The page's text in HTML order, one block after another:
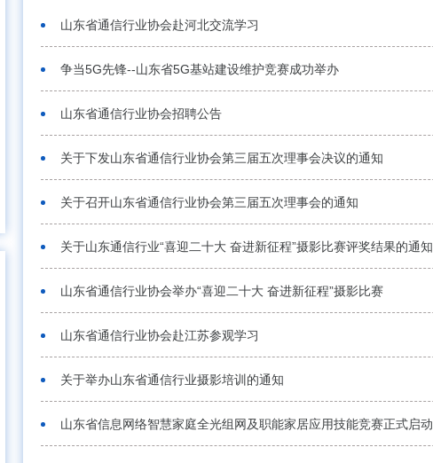
山东省通信行业协会赴河北交流学习
争当5G先锋--山东省5G基站建设维护竞赛成功举办
山东省通信行业协会招聘公告
关于下发山东省通信行业协会第三届五次理事会决议的通知
关于召开山东省通信行业协会第三届五次理事会的通知
关于山东通信行业“喜迎二十大 奋进新征程”摄影比赛评奖结果的通知
山东省通信行业协会举办“喜迎二十大 奋进新征程”摄影比赛
山东省通信行业协会赴江苏参观学习
关于举办山东省通信行业摄影培训的通知
山东省信息网络智慧家庭全光组网及职能家居应用技能竞赛正式启动